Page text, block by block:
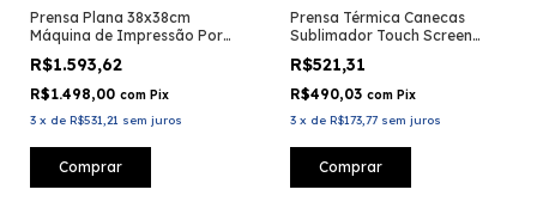
Prensa Plana 38x38cm
Máquina de Impressão Por
R$1.593,62
R$1.498,00 com Pix
3 x de R$531,21 sem juros
Comprar
Prensa Térmica Canecas
Sublimador Touch Screen
R$521,31
R$490,03 com Pix
3 x de R$173,77 sem juros
Comprar